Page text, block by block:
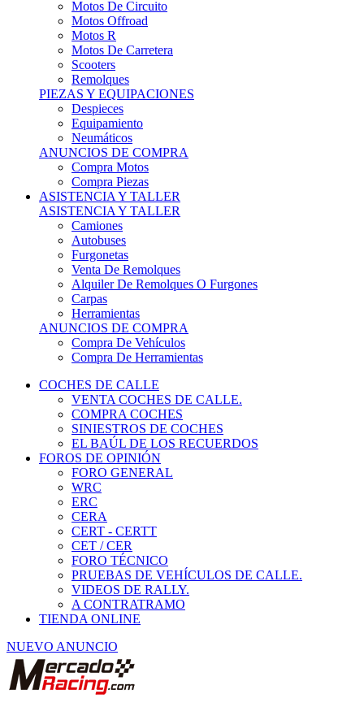
Motos R
Motos De Carretera
Scooters
Remolques
PIEZAS Y EQUIPACIONES
Despieces
Equipamiento
Neumáticos
ANUNCIOS DE COMPRA
Compra Motos
Compra Piezas
ASISTENCIA Y TALLER
ASISTENCIA Y TALLER
Camiones
Autobuses
Furgonetas
Venta De Remolques
Alquiler De Remolques O Furgones
Carpas
Herramientas
ANUNCIOS DE COMPRA
Compra De Vehículos
Compra De Herramientas
COCHES DE CALLE
VENTA COCHES DE CALLE.
COMPRA COCHES
SINIESTROS DE COCHES
EL BAÚL DE LOS RECUERDOS
FOROS DE OPINIÓN
FORO GENERAL
WRC
ERC
CERA
CERT - CERTT
CET / CER
FORO TÉCNICO
PRUEBAS DE VEHÍCULOS DE CALLE.
VIDEOS DE RALLY.
A CONTRATRAMO
TIENDA ONLINE
NUEVO ANUNCIO